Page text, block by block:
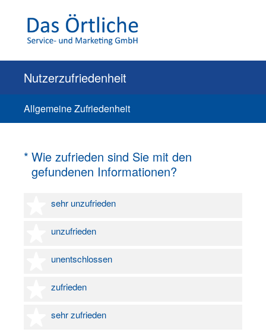
Nutzerzufriedenheit
Allgemeine Zufriedenheit
* Wie zufrieden sind Sie mit den
gefundenen Informationen?
(Erforderlich.)
sehr unzufrieden
1 Stern
unzufrieden
2 Sterne
unentschlossen
3 Sterne
zufrieden
4 Sterne
sehr zufrieden
5 Sterne